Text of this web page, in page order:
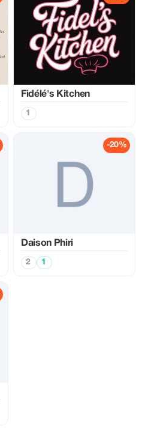
Fidélé's Kitchen
1
-20%
Daison Phiri
2 1